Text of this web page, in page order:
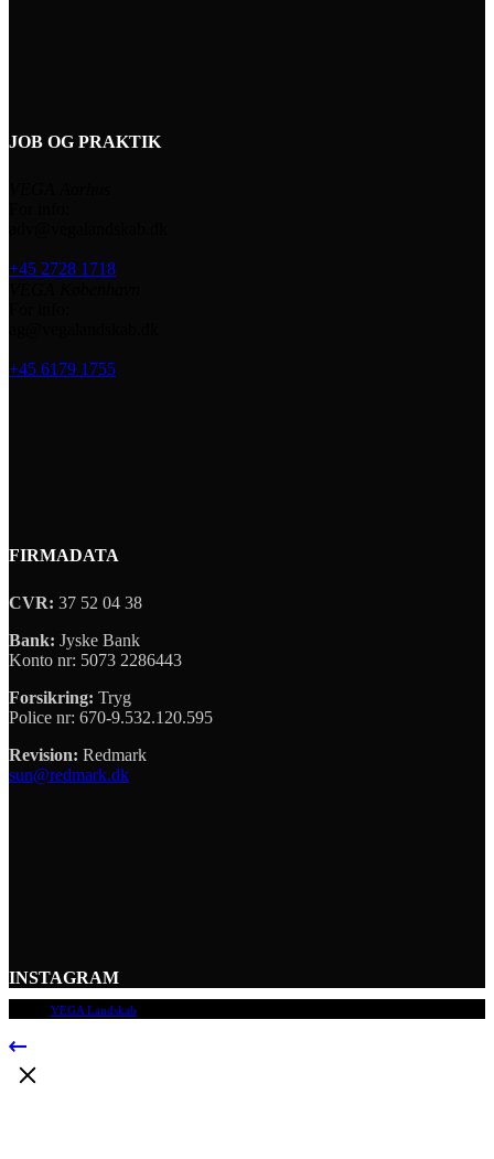
JOB OG PRAKTIK
+45 2728 1718
+45 6179 1755
FIRMADATA
CVR: 37 52 04 38
Bank: Jyske Bank
Konto nr: 5073 2286443
Forsikring: Tryg
Police nr: 670-9.532.120.595
Revision: Redmark
sun@redmark.dk
INSTAGRAM
VEGA Landskab